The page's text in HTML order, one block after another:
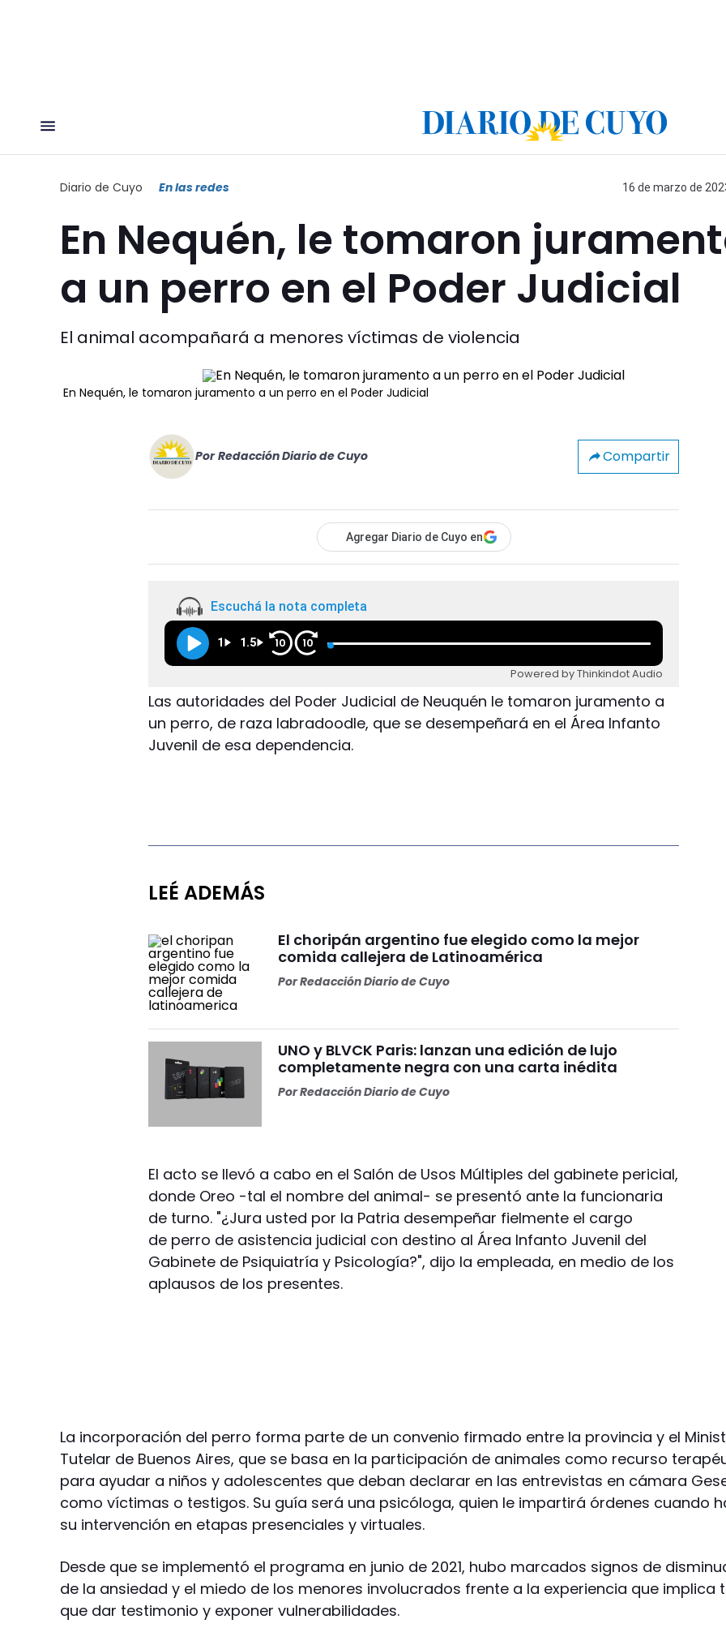
Diario de Cuyo En las redes 16 de marzo de
En Nequén, le tomaron
a un perro en el Poder Judicial
El animal acompañará a menores víctimas de violencia
En Nequén, le tomaron juramento a un perro en el Poder Judicial
Por Redacción Diario de Cuyo Compartir
Agregar Diario de Cuyo en
Escuchá la nota completa
1 1.5 10 10
Powered by Thinkindot Audio
Las autoridades del Poder Judicial de Neuquén le tomaron juramento a
un perro, de raza labradoodle, que se desempeñará en el Área Infanto
Juvenil de esa dependencia.
LEÉ ADEMÁS
El choripán argentino fue elegido como la mejor
comida callejera de Latinoamérica
PorRedacción Diario de Cuyo
UNO y BLVCK Paris: lanzan una edición de lujo
completamente negra con una carta inédita
PorRedacción Diario de Cuyo
El acto se llevó a cabo en el Salón de Usos Múltiples del gabinete pericial,
donde Oreo -tal el nombre del animal- se presentó ante la funcionaria
de turno. "¿Jura usted por la Patria desempeñar fielmente el cargo
de perro de asistencia judicial con destino al Área Infanto Juvenil del
Gabinete de Psiquiatría y Psicología?", dijo la empleada, en medio de los
aplausos de los presentes.
La incorporación del perro forma parte de un convenio firmado entre la provincia y el
Tutelar de Buenos Aires, que se basa en la participación de animales como recurso
para ayudar a niños y adolescentes que deban declarar en las entrevistas en cámara
como víctimas o testigos. Su guía será una psicóloga, quien le impartirá órdenes cuando
su intervención en etapas presenciales y virtuales.
Desde que se implementó el programa en junio de 2021, hubo marcados signos de
de la ansiedad y el miedo de los menores involucrados frente a la experiencia que implica
que dar testimonio y exponer vulnerabilidades.